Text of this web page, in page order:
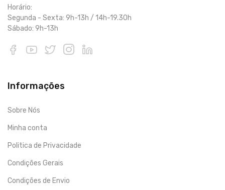
Horário:
Segunda - Sexta: 9h-13h / 14h-19.30h
Sábado: 9h-13h
Informações
Sobre Nós
Minha conta
Politica de Privacidade
Condições Gerais
Condições de Envio